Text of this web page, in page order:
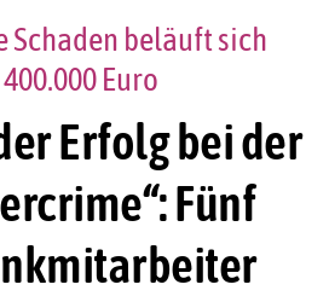
Erfolg bei der
Fünf
Schaden beläuft sich
Euro